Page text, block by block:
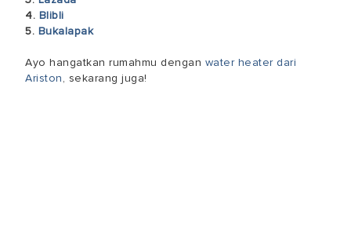
4. Blibli
5. Bukalapak
Ayo hangatkan rumahmu dengan water heater dari
Ariston, sekarang juga!